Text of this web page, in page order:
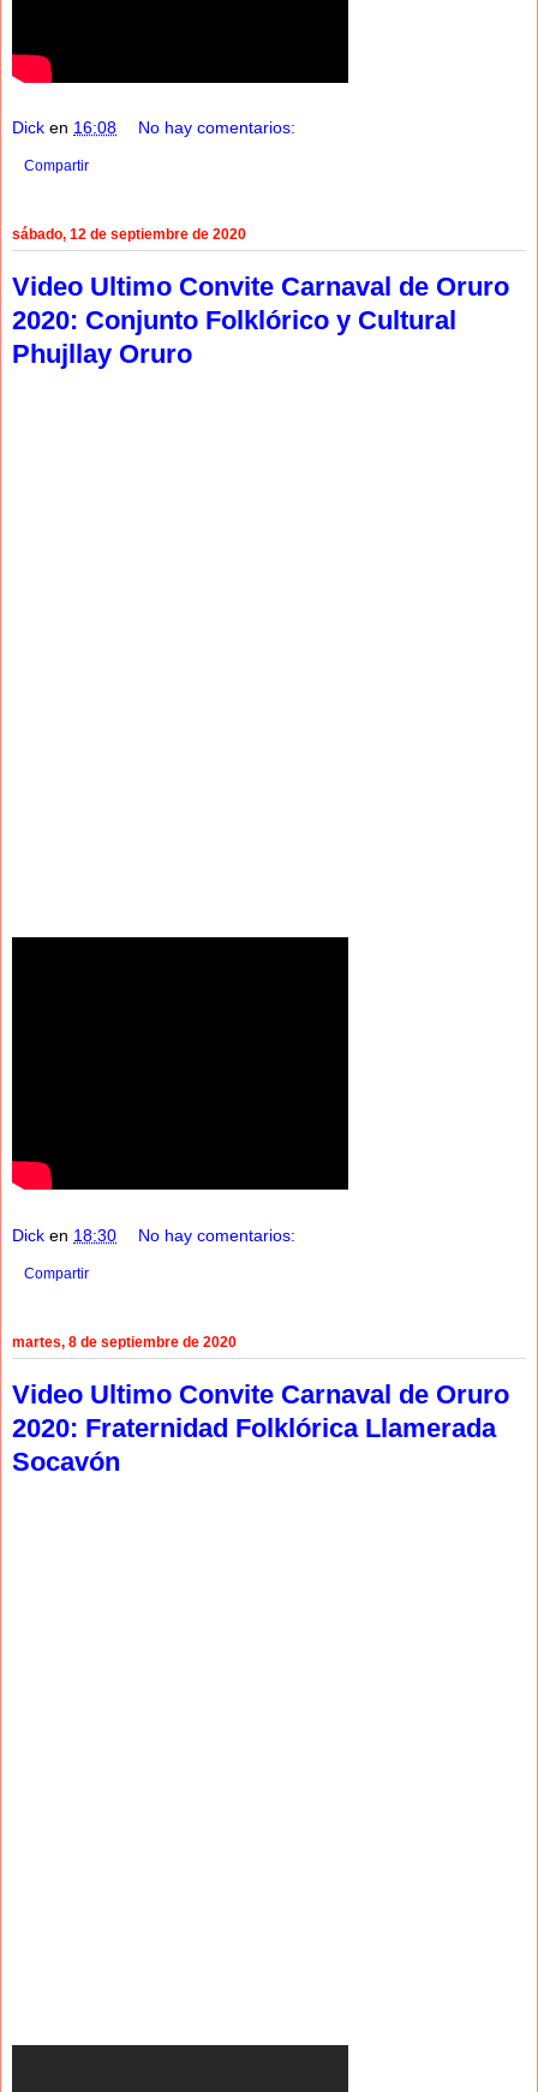
Dick en 16:08 No hay comentarios:
Compartir
sábado, 12 de septiembre de 2020
Video Ultimo Convite Carnaval de Oruro
2020: Conjunto Folklórico y Cultural
Phujllay Oruro
Dick en 18:30 No hay comentarios:
Compartir
martes, 8 de septiembre de 2020
Video Ultimo Convite Carnaval de Oruro
2020: Fraternidad Folklórica Llamerada
Socavón